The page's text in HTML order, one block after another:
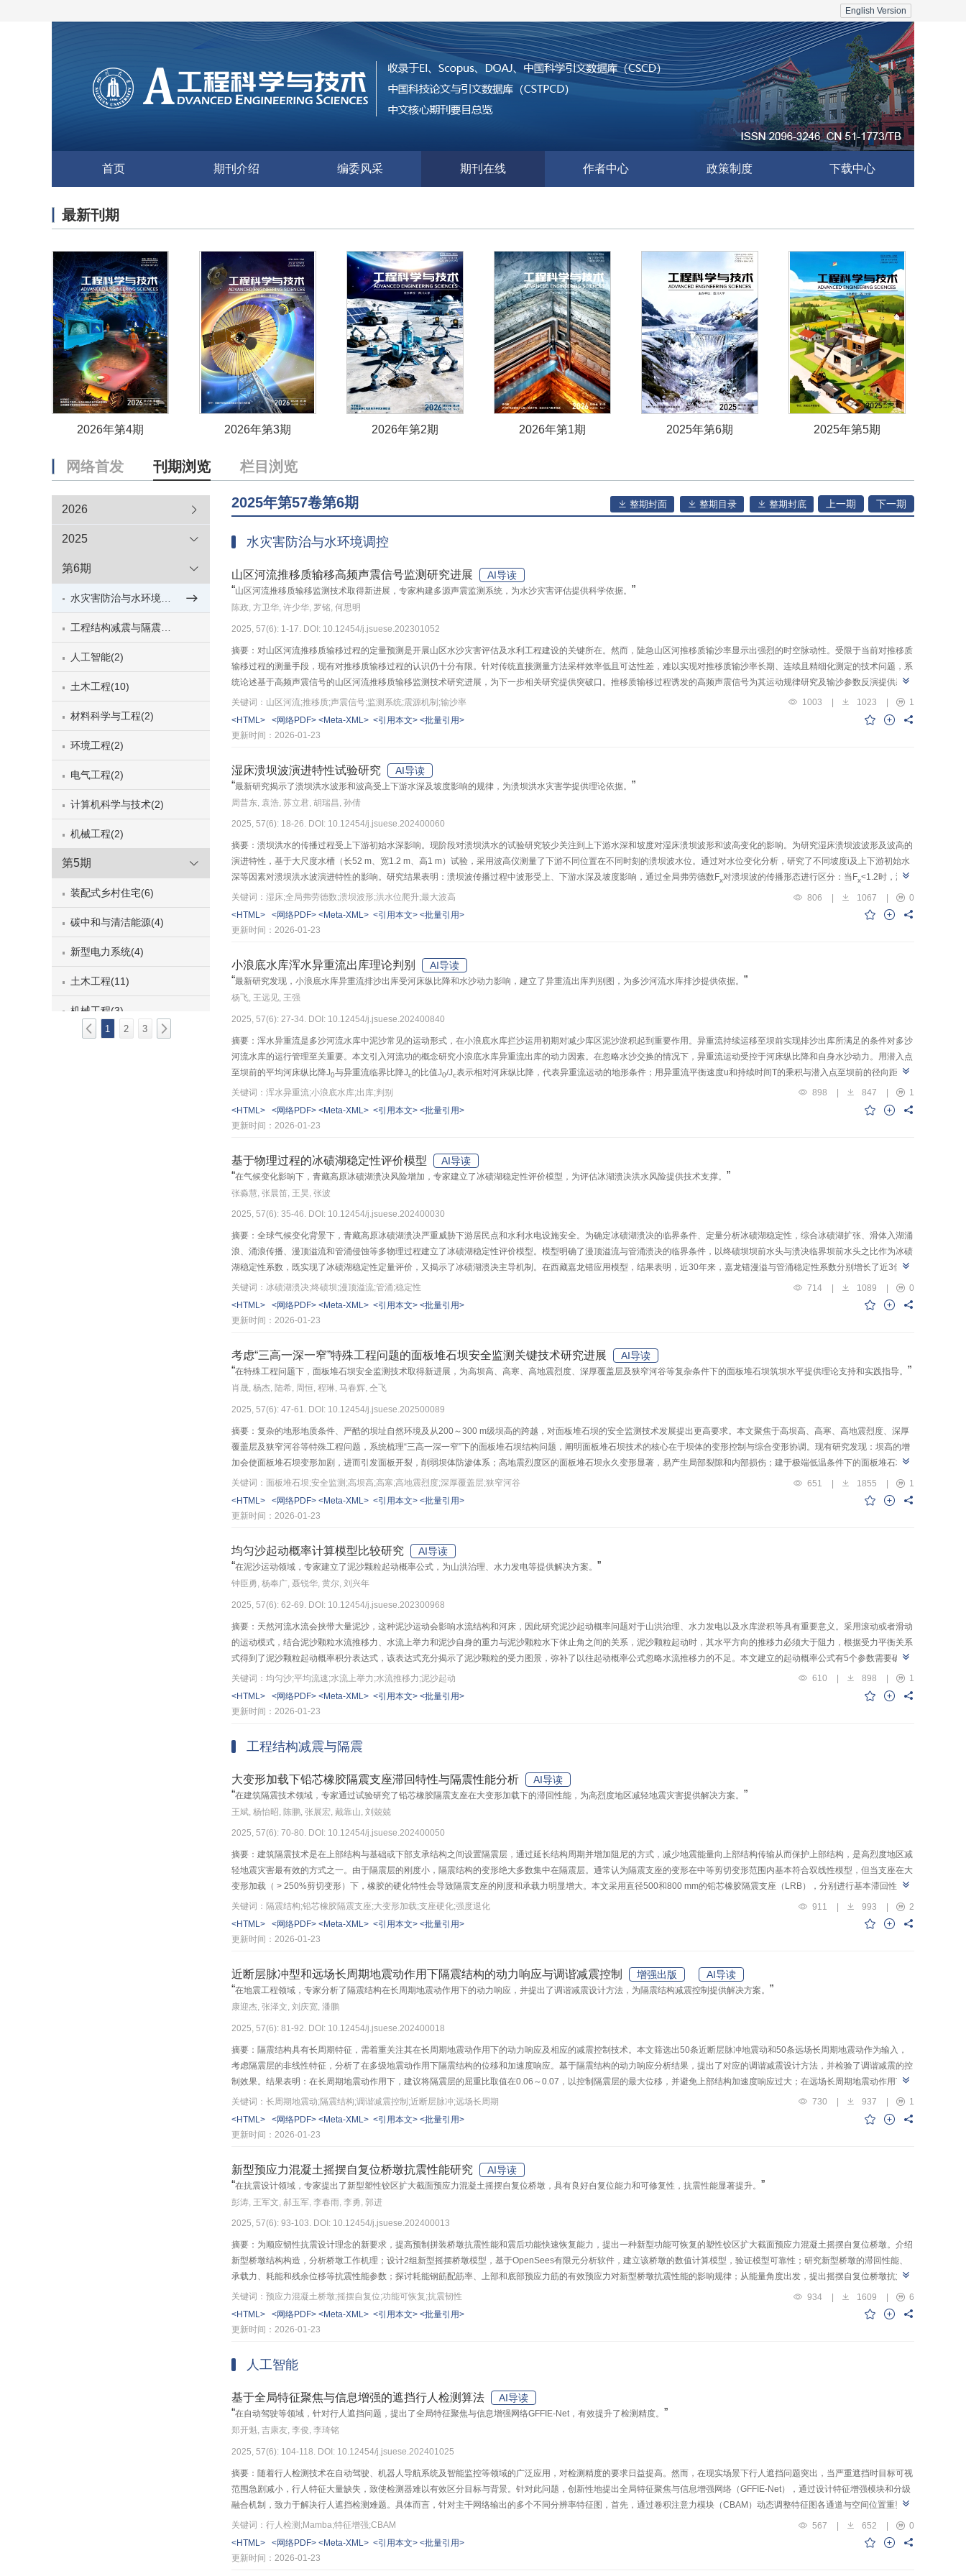
English Version
首页 期刊介绍 编委风采 期刊在线 作者中心 政策制度 下载中心
最新刊期
2026年第4期 2026年第3期 2026年第2期 2026年第1期 2025年第6期 2025年第5期
网络首发 刊期浏览 栏目浏览
2026
2025
第6期
人工智能(2)
土木工程(10)
材料科学与工程(2)
环境工程(2)
电气工程(2)
计算机科学与技术(2)
机械工程(2)
第5期
装配式乡村住宅(6)
碳中和与清洁能源(4)
新型电力系统(4)
土木工程(11)
机械工程(3)
计算机科学与技术(3)
1 2 3
2025年第57卷第6期 整期封面 整期目录 整期封底 上一期 下一期
水灾害防治与水环境调控
山区河流推移质输移高频声震信号监测研究进展 AI导读
“山区河流推移质输移监测技术取得新进展，专家构建多源声震监测系统，为水沙灾害评估提供科学依据。 ”
陈政, 方卫华, 许少华, 罗铭, 何思明
2025, 57(6): 1-17. DOI: 10.12454/j.jsuese.202301052
摘要：对山区河流推移质输移过程的定量预测是开展山区水沙灾害评估及水利工程建设的关键所在。然而，陡急山区河推移质输沙率显示出强烈的时空脉动性。受限于当前对推移质
输移过程的测量手段，现有对推移质输移过程的认识仍十分有限。针对传统直接测量方法采样效率低且可达性差，难以实现对推移质输沙率长期、连续且精细化测定的技术问题，系
统论述基于高频声震信号的山区河流推移质输移监测技术研究进展，为下一步相关研究提供突破口。推移质输移过程诱发的高频声震信号为其运动规律研究及输沙参数反演提供新途
径，通过构建不同类型的推移质声震监测系统为载体，监测和记录推移质碰撞声震能量，解析声震信号诱发机制，推演推移质输沙关键参数，最终完成对山区河流推移质全过程输沙
通量的动态计算。山区河流推移质输移过程高频声震信号监测研究的关键问题和难点体现在以下4个方面：1）推移质多源声震监测系统的构建。全方位记录推移质碰撞、冲击河床所
激发的高频声震信号。2）推移质输移声震信号特征识别与计算。通过对监测震动信号进行降噪、卷积变换和特征分析，获取信号波包、脉冲响应、振幅分布、特征频率及功率谱密
推移质输移过程监测方面的研究进展进行总结和讨论，并对目前研究领域面临的几个问题做出建议：构建基于多传感元件普适性更强的声震联合监测系统，开展更为精细的推移输声
震信震源机制研究，系统性建立各信号响应指标与输沙参数指标的数据库，可基于机器学习方法实现更为高效的推移质输沙过程反演。本文可为完善山区河流推移质输移监测体系、
水沙灾害定量评估、山区水利工程建设与长期运营等方面提供科学依据。
关键词：山区河流;推移质;声震信号;监测系统;震源机制;输沙率 1003 1023
1
<HTML>
<网络PDF> <Meta-XML> <引用本文> <批量引用>
更新时间：2026-01-23
湿床溃坝波演进特性试验研究 AI导读
“最新研究揭示了溃坝洪水波形和波高受上下游水深及坡度影响的规律，为溃坝洪水灾害学提供理论依据。 ”
周昔东, 袁浩, 苏立君, 胡瑞昌, 孙倩
2025, 57(6): 18-26. DOI: 10.12454/j.jsuese.202400060
摘要：溃坝洪水的传播过程受上下游初始水深影响。现阶段对溃坝洪水的试验研究较少关注到上下游水深和坡度对湿床溃坝波形和波高变化的影响。为研究湿床溃坝波波形及波高的
演进特性，基于大尺度水槽（长52 m、宽1.2 m、高1 m）试验，采用波高仪测量了下游不同位置在不同时刻的溃坝波水位。通过对水位变化分析，研究了不同坡度i及上下游初始水
深等因素对溃坝洪水波演进特性的影响。研究结果表明：溃坝波传播过程中波形受上、下游水深及坡度影响，通过全局弗劳德数Fx对溃坝波的传播形态进行区分：当Fx<1.2时，溃坝
波以波动波（undular wave）形式传播；当Fx>1.2时，溃坝波以涌浪波（bore wave）形式传播；当F =1.2时，溃坝波处于两种典型波动形态之间的过渡阶段。F
会对溃坝洪水位爬
升形态产生明显影响，基于此构建了溃坝洪水位爬升计算模型；探讨了水位爬升速度C随F
>1.2时，C随F
增大而
趋于稳定。讨论了Stoker理论解在求解波高方面的适用性，当溃坝波以undular wave形式传播时，基于试验数据及Stoker理论解构建了不同水深比α条件下最大波高h
关键词：湿床;全局弗劳德数;溃坝波形;洪水位爬升;最大波高 806 | 1067 |
0
<HTML>
<网络PDF> <Meta-XML> <引用本文> <批量引用>
更新时间：2026-01-23
小浪底水库浑水异重流出库理论判别 AI导读
“最新研究发现，小浪底水库异重流排沙出库受河床纵比降和水沙动力影响，建立了异重流出库判别图，为多沙河流水库排沙提供依据。 ”
杨飞, 王远见, 王强
2025, 57(6): 27-34. DOI: 10.12454/j.jsuese.202400840
摘要：浑水异重流是多沙河流水库中泥沙常见的运动形式，在小浪底水库拦沙运用初期对减少库区泥沙淤积起到重要作用。异重流持续运移至坝前实现排沙出库所满足的条件对多沙
河流水库的运行管理至关重要。本文引入河流功的概念研究小浪底水库异重流出库的动力因素。在忽略水沙交换的情况下，异重流运动受控于河床纵比降和自身水沙动力。用潜入点
至坝前的平均河床纵比降J0与异重流临界比降Jc的比值J0/Jc表示相对河床纵比降，代表异重流运动的地形条件；用异重流平衡速度u和持续时间T的乘积与潜入点至坝前的径向距离L
比值uT/L表示异重流持续运动的相对距离，代表异重流水沙动力因子；进而确定相对河床纵比降J
和自身水沙动力因素uT/L双参数构成的异重流出库判别图。分析小浪底水库
1999年建库至2023年的逐日水沙资料，确定了92场次异重流过程，从整体上看，水量和沙量越大的洪水过程能够产生较为明显的异重流排沙过程。采用该判别图能成功将大部分能
否到达坝前的场次异重流进行区分，同时为多沙河流水库异重流高效排沙提供了可靠依据。
关键词：浑水异重流;小浪底水库;出库;判别 898 847
1
<HTML>
<网络PDF> <Meta-XML> <引用本文> <批量引用>
更新时间：2026-01-23
基于物理过程的冰碛湖稳定性评价模型 AI导读
“在气候变化影响下，青藏高原冰碛湖溃决风险增加，专家建立了冰碛湖稳定性评价模型，为评估冰湖溃决洪水风险提供技术支撑。 ”
张淼慧, 张晨笛, 王昊, 张波
2025, 57(6): 35-46. DOI: 10.12454/j.jsuese.202400030
摘要：全球气候变化背景下，青藏高原冰碛湖溃决严重威胁下游居民点和水利水电设施安全。为确定冰碛湖溃决的临界条件、定量分析冰碛湖稳定性，综合冰碛湖扩张、滑体入湖涌
浪、涌浪传播、漫顶溢流和管涌侵蚀等多物理过程建立了冰碛湖稳定性评价模型。模型明确了漫顶溢流与管涌溃决的临界条件，以终碛坝坝前水头与溃决临界坝前水头之比作为冰碛
湖稳定性系数，既实现了冰碛湖稳定性定量评价，又揭示了冰碛湖溃决主导机制。在西藏嘉龙错应用模型，结果表明，近30年来，嘉龙错漫溢与管涌稳定性系数分别增长了近3倍和
1倍，冰碛湖的稳定性显著降低，未来诱发冰湖溃决的主导机制为漫顶溢流。冰碛湖稳定性与平均水深、入湖滑体体积和背水坡坡度呈负相关，与坝高成正相关。相同体积刚性滑体
对冰碛湖稳定性的降低程度超过散体滑体，散体滑体诱发冰碛湖漫溢溃决的临界体积比刚性滑体高出1个数量级。本模型将为青藏高原冰碛湖溃决洪水风险定量评估提供重要技术支
撑。
关键词：冰碛湖溃决;终碛坝;漫顶溢流;管涌;稳定性 714 1089
0
<HTML>
<网络PDF> <Meta-XML> <引用本文> <批量引用>
更新时间：2026-01-23
考虑“三高一深一窄”特殊工程问题的面板堆石坝安全监测关键技术研究进展 AI导读
“在特殊工程问题下，面板堆石坝安全监测技术取得新进展，为高坝高、高寒、高地震烈度、深厚覆盖层及狭窄河谷等复杂条件下的面板堆石坝筑坝水平提供理论支持和实践指导。 ”
肖晟, 杨杰, 陆希, 周恒, 程琳, 马春辉, 仝飞
2025, 57(6): 47-61. DOI: 10.12454/j.jsuese.202500089
摘要：复杂的地形地质条件、严酷的坝址自然环境及从200～300 m级坝高的跨越，对面板堆石坝的安全监测技术发展提出更高要求。本文聚焦于高坝高、高寒、高地震烈度、深厚
覆盖层及狭窄河谷等特殊工程问题，系统梳理“三高一深一窄”下的面板堆石坝结构问题，阐明面板堆石坝技术的核心在于坝体的变形控制与综合变形协调。现有研究发现：坝高的增
加会使面板堆石坝变形加剧，进而引发面板开裂，削弱坝体防渗体系；高地震烈度区的面板堆石坝永久变形显著，易产生局部裂隙和内部损伤；建于极端低温条件下的面板堆石坝耐
久性较差，止水结构损坏风险较高；深厚覆盖层上的面板堆石坝易产生不均匀沉降、长期变形和面板开裂等问题；狭窄河谷中的面板堆石坝变形梯度较大，止水结构和面板易遭破
坏。在此基础上，综述面板堆石坝安全监测技术的发展现状，归纳特殊工程问题下面板堆石坝安全监测的关键技术，明确重点监测部位、主要监测项目及常用监测方法。具体而言，
对高坝高的面板堆石坝应重点关注大坝变形和渗流安全，对高地震烈度区的面板堆石坝应加强大坝强震监测，对高寒地区的面板堆石坝应主要聚焦冰压力、坝体及面板变形监测，对
随后，进一步介绍中国电建集团西北勘测设计研究院有限公司自主研发的基于全球导航卫星系统（GNSS）监测的双棱镜装置等新型监测设备，使监测技术发展与特殊工程问题下面
板堆石坝的筑坝水平相适配。最后，基于安全监测工作总结面板堆石坝施工方法和施工控制指标的改进和修正经验，分析“三高一深一窄”特殊工程问题下改善面板堆石坝服役性态的
工程措施，探讨面板堆石坝综合变形协调的控制手段。本研究有望为面板堆石坝安全监测技术发展提供系统性的理论支持和实践指导，保障“三高一深一窄”特殊工程问题下面板堆石
坝的长效运行安全。
关键词：面板堆石坝;安全监测;高坝高;高寒;高地震烈度;深厚覆盖层;狭窄河谷 651 | 1855 |
1
<HTML>
<网络PDF> <Meta-XML> <引用本文> <批量引用>
更新时间：2026-01-23
均匀沙起动概率计算模型比较研究 AI导读
“在泥沙运动领域，专家建立了泥沙颗粒起动概率公式，为山洪治理、水力发电等提供解决方案。 ”
钟臣勇, 杨奉广, 聂锐华, 黄尔, 刘兴年
2025, 57(6): 62-69. DOI: 10.12454/j.jsuese.202300968
摘要：天然河流水流会挟带大量泥沙，这种泥沙运动会影响水流结构和河床，因此研究泥沙起动概率问题对于山洪治理、水力发电以及水库淤积等具有重要意义。采用滚动或者滑动
的运动模式，结合泥沙颗粒水流推移力、水流上举力和泥沙自身的重力与泥沙颗粒水下休止角之间的关系，泥沙颗粒起动时，其水平方向的推移力必须大于阻力，根据受力平衡关系
式得到了泥沙颗粒起动概率积分表达式，该表达式充分揭示了泥沙颗粒的受力图景，弥补了以往起动概率公式忽略水流推移力的不足。本文建立的起动概率公式有5个参数需要确
定，通过无量纲粒径参数结合试验资料，求出了起动概率公式中的水下休止角正切值变量；利用粗糙床面水流流速和紊动分布试验数据，确定了近床面的时均流速和水流方向的紊动
强度；利用均匀沙起动资料结合比例法确定了水流推移力系数和水流上举力系数，以及Luque的7组实测资料和Guy的108组试验资料对本文泥沙颗粒起动概率公式进行了验证，并与
爱因斯坦公式、Engelund and Fredsoe公式以及程年生等计算公式进行了比较。结果显示：研究得到的起动概率公式具有最高的计算精度。对于临界状态的泥沙颗粒，本文起动概
关键词：均匀沙;平均流速;水流上举力;水流推移力;泥沙起动 610 898
1
<HTML>
<网络PDF> <Meta-XML> <引用本文> <批量引用>
更新时间：2026-01-23
工程结构减震与隔震
大变形加载下铅芯橡胶隔震支座滞回特性与隔震性能分析 AI导读
“在建筑隔震技术领域，专家通过试验研究了铅芯橡胶隔震支座在大变形加载下的滞回性能，为高烈度地区减轻地震灾害提供解决方案。 ”
王斌, 杨怡昭, 陈鹏, 张展宏, 戴靠山, 刘兢兢
2025, 57(6): 70-80. DOI: 10.12454/j.jsuese.202400050
摘要：建筑隔震技术是在上部结构与基础或下部支承结构之间设置隔震层，通过延长结构周期并增加阻尼的方式，减少地震能量向上部结构传输从而保护上部结构，是高烈度地区减
轻地震灾害最有效的方式之一。由于隔震层的刚度小，隔震结构的变形绝大多数集中在隔震层。通常认为隔震支座的变形在中等剪切变形范围内基本符合双线性模型，但当支座在大
变形加载（ > 250%剪切变形）下，橡胶的硬化特性会导致隔震支座的刚度和承载力明显增大。本文采用直径500和800 mm的铅芯橡胶隔震支座（LRB），分别进行基本滞回性能和
大变形加载下的滞回性能试验，研究不同加载制度下支座最大剪切变形为350%时的滞回性能。结果表明：LRB在100%剪切变形加载下其滞回性能符合双线性模型，但是当剪切变
形超过200%后便逐步表现出硬化效应，其硬化后刚度约为初始屈服后刚度的1.6倍；支座在大变形加载时表现出明显的强度退化，并且在不同的大变形加载制度下支座的承载力及退
化有明显的差异。以2022年四川泸定地震中某基础隔震建筑为研究对象，对比分析不同LRB模型和不同类型地震作用下结构的隔震性能。分析结果表明：隔震支座的大变形力学特
关键词：隔震结构;铅芯橡胶隔震支座;大变形加载;支座硬化;强度退化 911 | 993 |
2
<HTML>
<网络PDF> <Meta-XML> <引用本文> <批量引用>
更新时间：2026-01-23
近断层脉冲型和远场长周期地震动作用下隔震结构的动力响应与调谐减震控制 增强出版 AI导读
“在地震工程领域，专家分析了隔震结构在长周期地震动作用下的动力响应，并提出了调谐减震设计方法，为隔震结构减震控制提供解决方案。 ”
康迎杰, 张泽文, 刘庆宽, 潘鹏
2025, 57(6): 81-92. DOI: 10.12454/j.jsuese.202400018
摘要：隔震结构具有长周期特征，需着重关注其在长周期地震动作用下的动力响应及相应的减震控制技术。本文筛选出50条近断层脉冲地震动和50条远场长周期地震动作为输入，
考虑隔震层的非线性特征，分析了在多级地震动作用下隔震结构的位移和加速度响应。基于隔震结构的动力响应分析结果，提出了对应的调谐减震设计方法，并检验了调谐减震的控
制效果。结果表明：在长周期地震动作用下，建议将隔震层的屈重比取值在0.06～0.07，以控制隔震层的最大位移，并避免上部结构加速度响应过大；在远场长周期地震动作用下，
调谐减震对隔震层位移和上部结构绝对加速度响应的控制效果较好，且减震效果随输入地震动强度等级的增大而提升；在近断层脉冲地震动作用下，调谐减震对隔震层位移的减震效
果较差，甚至会出现负面效应；调谐减震发挥作用的滞后性及隔震层非线性特性造成的调谐减震失谐，是造成其减震效果具有显著差异性的主要原因。在远场长周期地震动潜在发生
的区域，可采用提供的方法对隔震结构进行调谐减震设计。
关键词：长周期地震动;隔震结构;调谐减震控制;近断层脉冲;远场长周期 730 937
1
<HTML>
<网络PDF> <Meta-XML> <引用本文> <批量引用>
更新时间：2026-01-23
新型预应力混凝土摇摆自复位桥墩抗震性能研究 AI导读
“在抗震设计领域，专家提出了新型塑性铰区扩大截面预应力混凝土摇摆自复位桥墩，具有良好自复位能力和可修复性，抗震性能显著提升。 ”
彭涛, 王军文, 郝玉军, 李春雨, 李勇, 郭进
2025, 57(6): 93-103. DOI: 10.12454/j.jsuese.202400013
摘要：为顺应韧性抗震设计理念的新要求，提高预制拼装桥墩抗震性能和震后功能快速恢复能力，提出一种新型功能可恢复的塑性铰区扩大截面预应力混凝土摇摆自复位桥墩。介绍
新型桥墩结构构造，分析桥墩工作机理；设计2组新型摇摆桥墩模型，基于OpenSees有限元分析软件，建立该桥墩的数值计算模型，验证模型可靠性；研究新型桥墩的滞回性能、
承载力、耗能和残余位移等抗震性能参数；探讨耗能钢筋配筋率、上部和底部预应力筋的有效预应力对新型桥墩抗震性能的影响规律；从能量角度出发，提出摇摆自复位桥墩抗力韧
性评价方法，对新型桥墩抗力韧性进行评价分析。结果表明：新型桥墩的滞回曲线呈现饱满“旗帜型”，捏缩效应显著，残余位移偏移比小于1%，具有良好自复位能力和可修复性；其
侧向承载力和位移延性相较于整体式钢筋混凝土桥墩分别增加80%和20%以上，具有更好的抗震性能；综合承载力、耗能能力及复位能力，当新型桥墩耗能钢筋配筋率在0.5%～
0.6%之间，上部、底部预应力筋有效预应力分别为484、646 MPa时，桥墩抗震性能达到最优；所提出的抗力韧性评价方法能准确判别摇摆自复位桥墩不同阶段的抗力韧性。
关键词：预应力混凝土桥墩;摇摆自复位;功能可恢复;抗震韧性 934 1609
6
<HTML>
<网络PDF> <Meta-XML> <引用本文> <批量引用>
更新时间：2026-01-23
人工智能
基于全局特征聚焦与信息增强的遮挡行人检测算法 AI导读
“在自动驾驶等领域，针对行人遮挡问题，提出了全局特征聚焦与信息增强网络GFFIE-Net，有效提升了检测精度。 ”
郑开魁, 吉康友, 李俊, 李琦铭
2025, 57(6): 104-118. DOI: 10.12454/j.jsuese.202401025
摘要：随着行人检测技术在自动驾驶、机器人导航系统及智能监控等领域的广泛应用，对检测精度的要求日益提高。然而，在现实场景下行人遮挡问题突出，当严重遮挡时目标可视
范围急剧减小，行人特征大量缺失，致使检测器难以有效区分目标与背景。针对此问题，创新性地提出全局特征聚焦与信息增强网络（GFFIE-Net），通过设计特征增强模块和分级
融合机制，致力于解决行人遮挡检测难题。具体而言，针对主干网络输出的多个不同分辨率特征图，首先，通过卷积注意力模块（CBAM）动态调整特征图各通道与空间位置重要
性，强化关键区域特征信息并抑制背景噪声，使网络聚焦目标区域；随后，顺序级联Mamba模块对聚焦去噪特征图进行全局信息的建模，提取被遮挡行人周围上下文信息，结合行
人可见特征进行完整推理；最后，设计分级特征融合机制，高效融合高级语义信息与位置细节信息，以实现特征图间的多尺度信息交互。实验结果表明，在CityPersons数据集的严
重遮挡子集上，漏检率二次指数达到43.7%，相比基准网络提升了4.4个百分点；在Caltech严重遮挡子集上，漏检率二次指数达到33.6%；在CrowdHuman数据集上，漏检率二次指
关键词：行人检测;Mamba;特征增强;CBAM 567 | 652 |
0
<HTML>
<网络PDF> <Meta-XML> <引用本文> <批量引用>
更新时间：2026-01-23